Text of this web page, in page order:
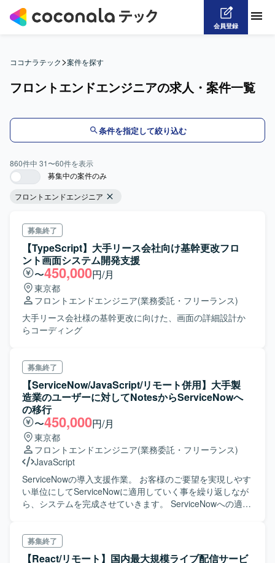
会員登録
ココナラテック>案件を探す
フロントエンドエンジニアの求人・案件一覧
条件を指定して絞り込む
860件中 31〜60件を表示
募集中の案件のみ
フロントエンドエンジニア
募集終了
【TypeScript】大手リース会社向け基幹更改フロ
ント画面システム開発支援
〜450,000円/月
東京都
フロントエンドエンジニア(業務委託・フリーランス)
大手リース会社様の基幹更改に向けた、画面の詳細設計か
らコーディング
募集終了
【ServiceNow/JavaScript/リモート併用】大手製
造業のユーザーに対してNotesからServiceNowへ
の移行
〜450,000円/月
東京都
フロントエンドエンジニア(業務委託・フリーランス)
JavaScript
ServiceNowの導入支援作業。 お客様のご要望を実現しやす
い単位にしてServiceNowに適用していく事を繰り返しなが
ら、システムを完成させていきます。 ServiceNowへの適用
得し、ゆくゆくは、導入先のお客様のご要望をお聞きし
て、適用方法の検討から参加して欲しいと考えています。
募集終了
【React/リモート】国内最大規模ライブ配信サービ